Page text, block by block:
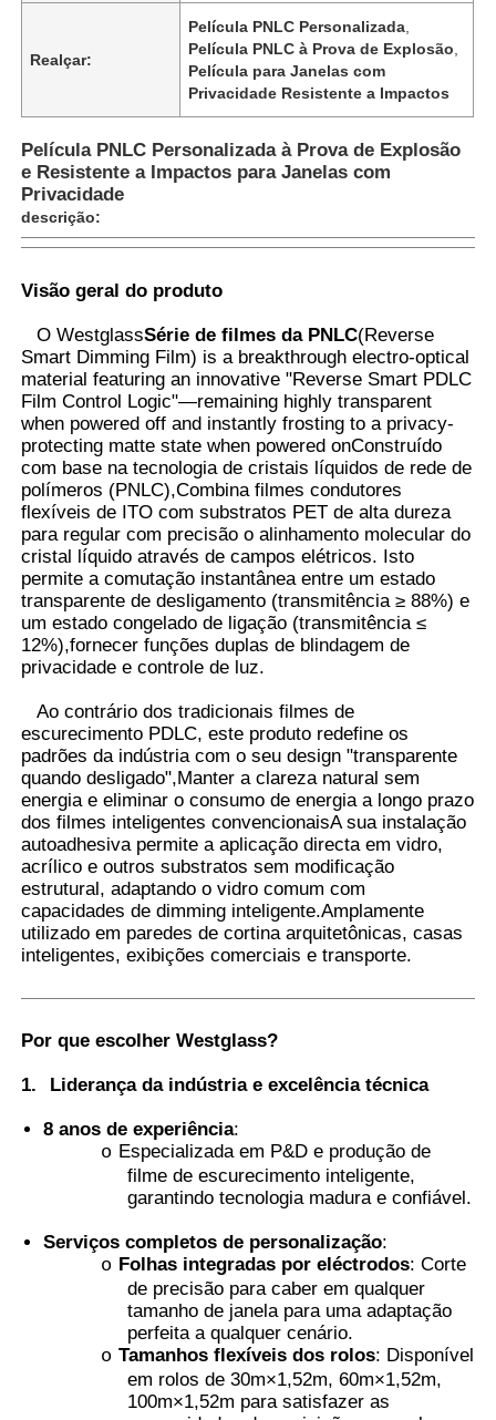
Casa
Produtos
Quem Somos
Fábrica
Controle de Qualidade
Fale Conosco
notícias
Todos os casos
Pedir um orçamento
Filme da proteção da pintura do carro
Tinta Nanocerâmica transparente
Película fotocromática
Tinta para janelas de automóveis
Vidro Pdlc inteligente
Película PNLC
Camada Intermediária PVB para Vidro Laminado
Realçar:
Película PNLC Personalizada
Película PNLC à Prova de Explosão
Película para Janelas com
Privacidade Resistente a Impactos
Película PNLC Personalizada à Prova de Explosão
e Resistente a Impactos para Janelas com
Privacidade
descrição:
Visão geral do produto
O WestglassSérie de filmes da PNLC(Reverse
Smart Dimming Film) is a breakthrough electro-optical
material featuring an innovative "Reverse Smart PDLC
Film Control Logic"—remaining highly transparent
when powered off and instantly frosting to a privacy-
protecting matte state when powered onConstruído
com base na tecnologia de cristais líquidos de rede de
polímeros (PNLC),Combina filmes condutores
flexíveis de ITO com substratos PET de alta dureza
para regular com precisão o alinhamento molecular do
cristal líquido através de campos elétricos. Isto
permite a comutação instantânea entre um estado
transparente de desligamento (transmitência ≥ 88%) e
um estado congelado de ligação (transmitência ≤
12%),fornecer funções duplas de blindagem de
privacidade e controle de luz.
Ao contrário dos tradicionais filmes de
escurecimento PDLC, este produto redefine os
padrões da indústria com o seu design "transparente
quando desligado",Manter a clareza natural sem
energia e eliminar o consumo de energia a longo prazo
dos filmes inteligentes convencionaisA sua instalação
autoadhesiva permite a aplicação directa em vidro,
acrílico e outros substratos sem modificação
estrutural, adaptando o vidro comum com
capacidades de dimming inteligente.Amplamente
utilizado em paredes de cortina arquitetônicas, casas
inteligentes, exibições comerciais e transporte.
Por que escolher Westglass?
1. Liderança da indústria e excelência técnica
8 anos de experiência:
o Especializada em P&D e produção de
filme de escurecimento inteligente,
garantindo tecnologia madura e confiável.
Serviços completos de personalização:
o Folhas integradas por eléctrodos: Corte
de precisão para caber em qualquer
tamanho de janela para uma adaptação
perfeita a qualquer cenário.
o Tamanhos flexíveis dos rolos: Disponível
em rolos de 30m×1,52m, 60m×1,52m,
100m×1,52m para satisfazer as